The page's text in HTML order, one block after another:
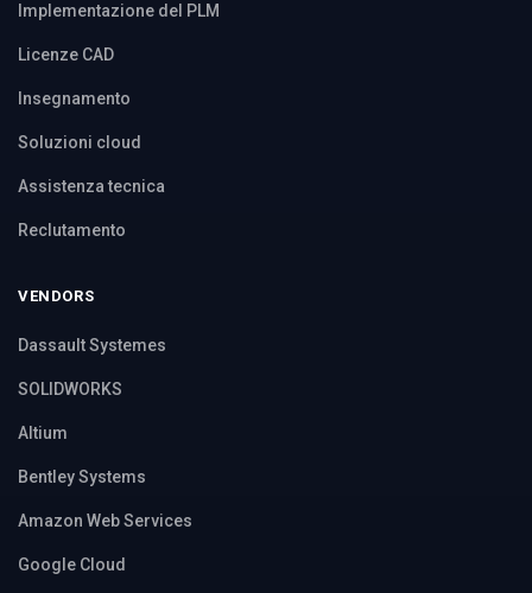
Implementazione del PLM
Licenze CAD
Insegnamento
Soluzioni cloud
Assistenza tecnica
Reclutamento
VENDORS
Dassault Systemes
SOLIDWORKS
Altium
Bentley Systems
Amazon Web Services
Google Cloud